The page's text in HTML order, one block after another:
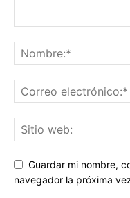
Guardar mi nombre,
navegador la próxima